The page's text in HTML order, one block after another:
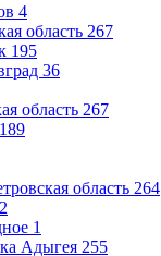
4
область 267
195
36
область 267
189
область 264
1
Адыгея 255